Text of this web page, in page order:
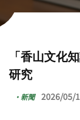
「香山文化
研究
· 新聞 2026/05/